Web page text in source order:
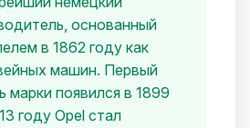
основанный
в 1862 году как
машин. Первый
марки появился в 1899
году Opel стал